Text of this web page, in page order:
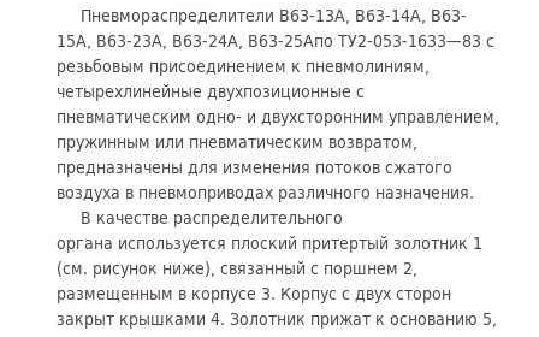
Пневмораспределители В63-13А, В63-14А, В63-
15А, В63-23А, В63-24А, В63-25Апо ТУ2-053-1633—83 с
резьбовым присоединением к пневмолиниям,
четырехлинейные двухпозиционные с
пневматическим одно- и двухсторонним управлением,
пружинным или пневматическим возвратом,
предназначены для изменения потоков сжатого
воздуха в пневмоприводах различного назначения.
В качестве распределительного
органа используется плоский притертый золотник 1
(см. рисунок ниже), связанный с поршнем 2,
размещенным в корпусе 3. Корпус с двух сторон
закрыт крышками 4. Золотник прижат к основанию 5,